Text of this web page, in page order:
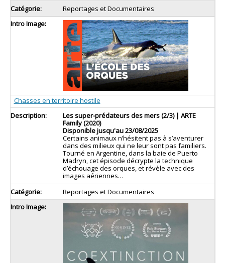
Reportages et Documentaires
Chasses en territoire hostile
Les super-prédateurs des mers (2/3) | ARTE
Family (2020)
Disponible jusqu'au 23/08/2025
Certains animaux n’hésitent pas à s’aventurer
dans des milieux qui ne leur sont pas familiers.
Tourné en Argentine, dans la baie de Puerto
Madryn, cet épisode décrypte la technique
d’échouage des orques, et révèle avec des
images aériennes…
Reportages et Documentaires